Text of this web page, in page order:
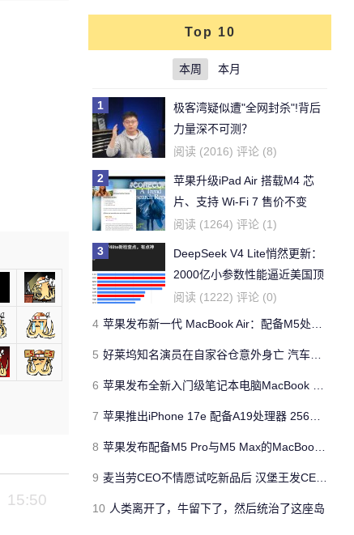
15:50
Top 10
本周 本月
1
极客湾疑似遭"全网封杀"!背后
力量深不可测？
阅读 (2016) 评论 (8)
2
苹果升级iPad Air 搭载M4 芯
片、支持 Wi‑Fi 7 售价不变
阅读 (1264) 评论 (1)
3
DeepSeek V4 Lite悄然更新：
2000亿小参数性能逼近美国顶
流
阅读 (1222) 评论 (0)
4 苹果发布新一代 MacBook Air：配备M5处理器 性能、存储与 AI 全面升级 ​
5 好莱坞知名演员在自家谷仓意外身亡 汽车搭电时突然自燃
6 苹果发布全新入门级笔记本电脑MacBook Neo 起售价599美元
7 苹果推出iPhone 17e 配备A19处理器 256GB容量起步 刘海屏依旧
8 苹果发布配备M5 Pro与M5 Max的MacBook Pro 本地AI能力再升级 ​
9 麦当劳CEO不情愿试吃新品后 汉堡王发CEO狠咬皇堡视频借势营销
10 人类离开了，牛留下了，然后统治了这座岛